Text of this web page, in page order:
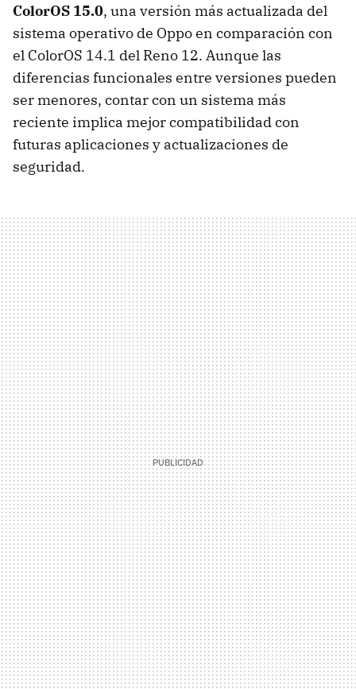
ColorOS 15.0, una versión más actualizada del
sistema operativo de Oppo en comparación con
el ColorOS 14.1 del Reno 12. Aunque las
diferencias funcionales entre versiones pueden
ser menores, contar con un sistema más
reciente implica mejor compatibilidad con
futuras aplicaciones y actualizaciones de
seguridad.